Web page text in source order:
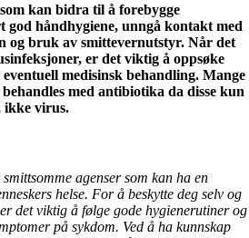
kan bidra til å forebygge
håndhygiene, unngå kontakt med
og bruk av smittevernutstyr. Når det
er det viktig å oppsøke
medisinsk behandling. Mange
med antibiotika da disse kun
ikke virus.
agenser som kan ha en
helse. For å beskytte deg selv og
det viktig å følge gode hygienerutiner og
på sykdom. Ved å ha kunnskap